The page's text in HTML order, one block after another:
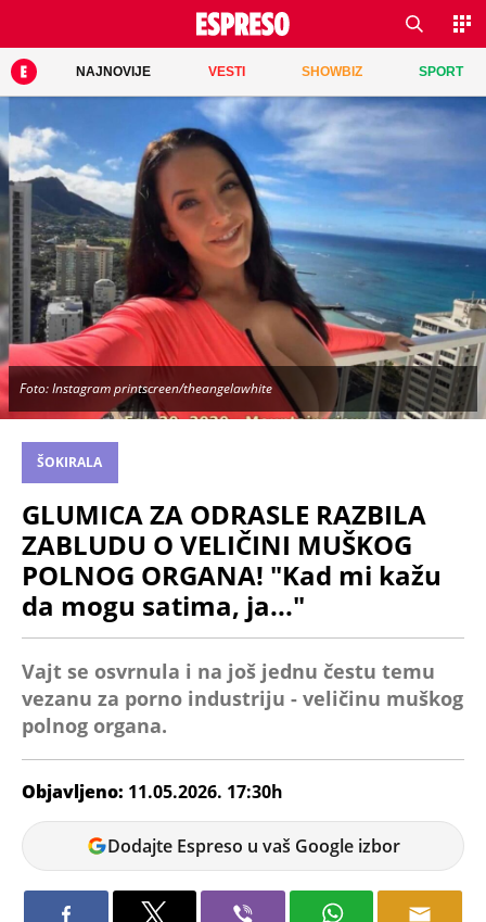
NAJNOVIJE VESTI SHOWBIZ SPORT
Foto: Instagram printscreen/theangelawhite
ŠOKIRALA
GLUMICA ZA ODRASLE RAZBILA
ZABLUDU O VELIČINI MUŠKOG
POLNOG ORGANA! "Kad mi kažu
da mogu satima, ja..."
Vajt se osvrnula i na još jednu čestu temu
vezanu za porno industriju - veličinu muškog
polnog organa.
Objavljeno: 11.05.2026. 17:30h
Vanja
Pejić
Dodajte Espreso u vaš Google izbor